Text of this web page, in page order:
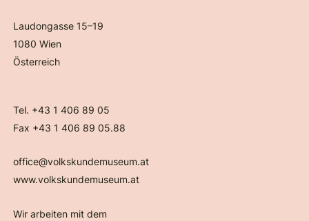
Laudongasse 15–19
1080 Wien
Österreich
Tel. +43 1 406 89 05
Fax +43 1 406 89 05.88
office@volkskundemuseum.at
www.volkskundemuseum.at
Wir arbeiten mit dem